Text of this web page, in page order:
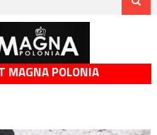
MAGNA POLONIA